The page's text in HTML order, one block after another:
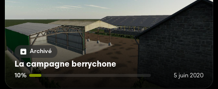
Archivé
La campagne berrychone
10% 5 juin 2020